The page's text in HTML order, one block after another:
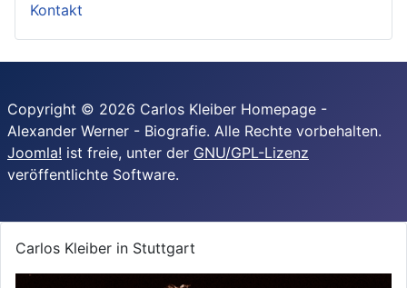
Kontakt
Copyright © 2026 Carlos Kleiber Homepage -
Alexander Werner - Biografie. Alle Rechte vorbehalten.
Joomla! ist freie, unter der GNU/GPL-Lizenz
veröffentlichte Software.
Carlos Kleiber in Stuttgart